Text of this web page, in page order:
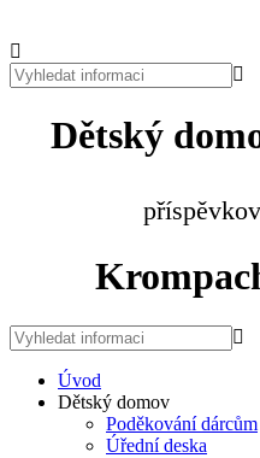
Dětský
Úvod
Dětský domov
Poděkování dárcům
Úřední deska